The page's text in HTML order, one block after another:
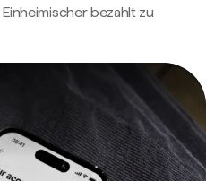
bezahlt zu